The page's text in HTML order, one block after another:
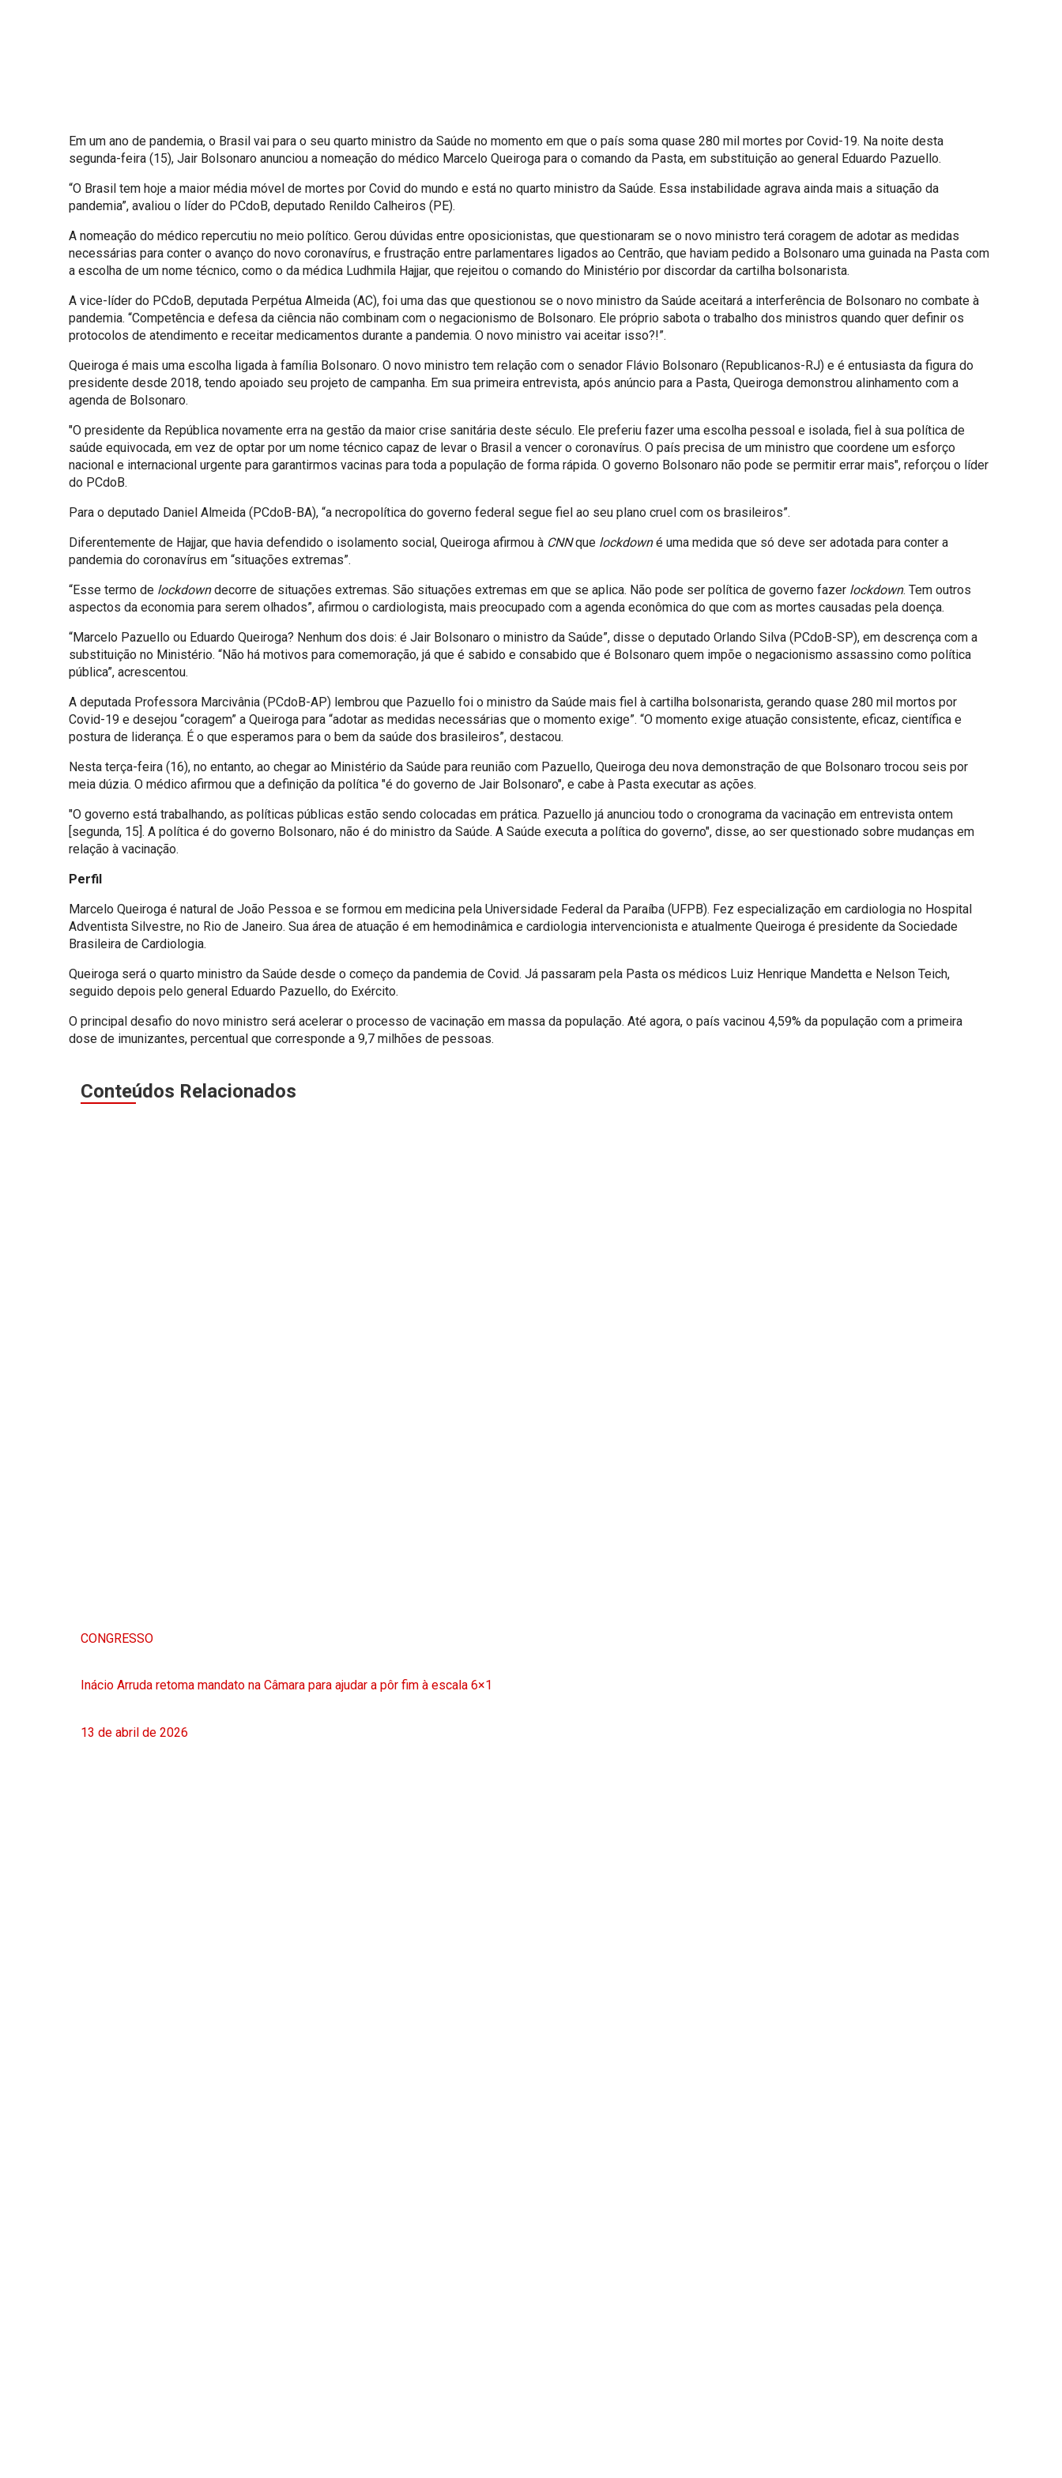
Em um ano de pandemia, o Brasil vai para o seu quarto ministro da Saúde no momento em que o país soma quase 280 mil mortes por Covid-19. Na noite desta
segunda-feira (15), Jair Bolsonaro anunciou a nomeação do médico Marcelo Queiroga para o comando da Pasta, em substituição ao general Eduardo Pazuello.
“O Brasil tem hoje a maior média móvel de mortes por Covid do mundo e está no quarto ministro da Saúde. Essa instabilidade agrava ainda mais a situação da
pandemia”, avaliou o líder do PCdoB, deputado Renildo Calheiros (PE).
A nomeação do médico repercutiu no meio político. Gerou dúvidas entre oposicionistas, que questionaram se o novo ministro terá coragem de adotar as medidas
necessárias para conter o avanço do novo coronavírus, e frustração entre parlamentares ligados ao Centrão, que haviam pedido a Bolsonaro uma guinada na Pasta com
a escolha de um nome técnico, como o da médica Ludhmila Hajjar, que rejeitou o comando do Ministério por discordar da cartilha bolsonarista.
A vice-líder do PCdoB, deputada Perpétua Almeida (AC), foi uma das que questionou se o novo ministro da Saúde aceitará a interferência de Bolsonaro no combate à
pandemia. “Competência e defesa da ciência não combinam com o negacionismo de Bolsonaro. Ele próprio sabota o trabalho dos ministros quando quer definir os
protocolos de atendimento e receitar medicamentos durante a pandemia. O novo ministro vai aceitar isso?!”.
Queiroga é mais uma escolha ligada à família Bolsonaro. O novo ministro tem relação com o senador Flávio Bolsonaro (Republicanos-RJ) e é entusiasta da figura do
presidente desde 2018, tendo apoiado seu projeto de campanha. Em sua primeira entrevista, após anúncio para a Pasta, Queiroga demonstrou alinhamento com a
agenda de Bolsonaro.
"O presidente da República novamente erra na gestão da maior crise sanitária deste século. Ele preferiu fazer uma escolha pessoal e isolada, fiel à sua política de
saúde equivocada, em vez de optar por um nome técnico capaz de levar o Brasil a vencer o coronavírus. O país precisa de um ministro que coordene um esforço
nacional e internacional urgente para garantirmos vacinas para toda a população de forma rápida. O governo Bolsonaro não pode se permitir errar mais", reforçou o líder
do PCdoB.
Para o deputado Daniel Almeida (PCdoB-BA), “a necropolítica do governo federal segue fiel ao seu plano cruel com os brasileiros”.
Diferentemente de Hajjar, que havia defendido o isolamento social, Queiroga afirmou à CNNque lockdowné uma medida que só deve ser adotada para conter a
pandemia do coronavírus em “situações extremas”.
“Esse termo de lockdowndecorre de situações extremas. São situações extremas em que se aplica. Não pode ser política de governo fazer lockdown. Tem outros
aspectos da economia para serem olhados”, afirmou o cardiologista, mais preocupado com a agenda econômica do que com as mortes causadas pela doença.
“Marcelo Pazuello ou Eduardo Queiroga? Nenhum dos dois: é Jair Bolsonaro o ministro da Saúde”, disse o deputado Orlando Silva (PCdoB-SP), em descrença com a
substituição no Ministério. “Não há motivos para comemoração, já que é sabido e consabido que é Bolsonaro quem impõe o negacionismo assassino como política
pública”, acrescentou.
A deputada Professora Marcivânia (PCdoB-AP) lembrou que Pazuello foi o ministro da Saúde mais fiel à cartilha bolsonarista, gerando quase 280 mil mortos por
Covid-19 e desejou “coragem” a Queiroga para “adotar as medidas necessárias que o momento exige”. “O momento exige atuação consistente, eficaz, científica e
postura de liderança. É o que esperamos para o bem da saúde dos brasileiros”, destacou.
Nesta terça-feira (16), no entanto, ao chegar ao Ministério da Saúde para reunião com Pazuello, Queiroga deu nova demonstração de que Bolsonaro trocou seis por
meia dúzia. O médico afirmou que a definição da política "é do governo de Jair Bolsonaro", e cabe à Pasta executar as ações.
"O governo está trabalhando, as políticas públicas estão sendo colocadas em prática. Pazuello já anunciou todo o cronograma da vacinação em entrevista ontem
[segunda, 15]. A política é do governo Bolsonaro, não é do ministro da Saúde. A Saúde executa a política do governo", disse, ao ser questionado sobre mudanças em
relação à vacinação.
Perfil
Marcelo Queiroga é natural de João Pessoa e se formou em medicina pela Universidade Federal da Paraíba (UFPB). Fez especialização em cardiologia no Hospital
Adventista Silvestre, no Rio de Janeiro. Sua área de atuação é em hemodinâmica e cardiologia intervencionista e atualmente Queiroga é presidente da Sociedade
Brasileira de Cardiologia.
Queiroga será o quarto ministro da Saúde desde o começo da pandemia de Covid. Já passaram pela Pasta os médicos Luiz Henrique Mandetta e Nelson Teich,
seguido depois pelo general Eduardo Pazuello, do Exército.
O principal desafio do novo ministro será acelerar o processo de vacinação em massa da população. Até agora, o país vacinou 4,59% da população com a primeira
dose de imunizantes, percentual que corresponde a 9,7 milhões de pessoas.
Conteúdos Relacionados
CONGRESSO
Inácio Arruda retoma mandato na Câmara para ajudar a pôr fim à escala 6×1
13 de abril de 2026